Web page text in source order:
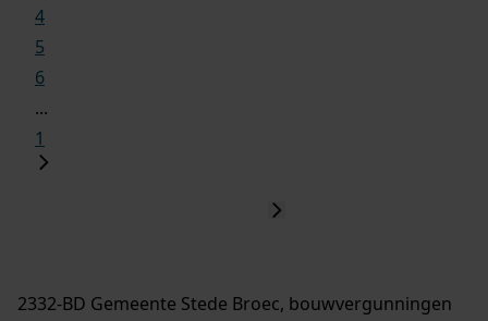
4
5
6
...
1
2332-BD Gemeente Stede Broec, bouwvergunningen